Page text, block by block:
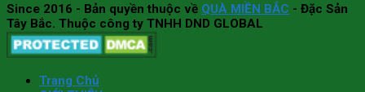
Since 2016 - Bản quyền thuộc về QUÀ MIỀN BẮC - Đặc Sản
Tây Bắc. Thuộc công ty TNHH DND GLOBAL
Trang Chủ